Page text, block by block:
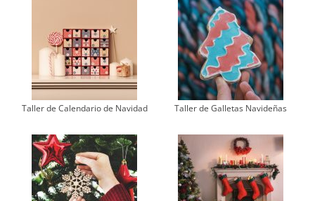
Taller de Calendario de Navidad Taller de Galletas Navideñas